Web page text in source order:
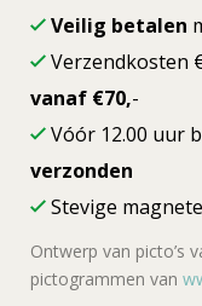
pilletjes)
Veilig betalen
Verzendkosten
vanaf €70,-
Vóór 12.00 uur
verzonden
Stevige
Ontwerp van picto’s
pictogrammen van